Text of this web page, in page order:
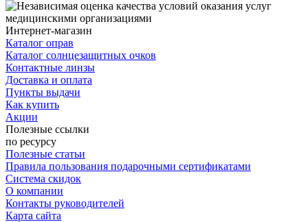
Интернет-магазин
Каталог оправ
Каталог солнцезащитных очков
Контактные линзы
Доставка и оплата
Пункты выдачи
Как купить
Акции
Полезные ссылки
по ресурсу
Полезные статьи
Правила пользования подарочными сертификатами
Система скидок
О компании
Контакты руководителей
Карта сайта